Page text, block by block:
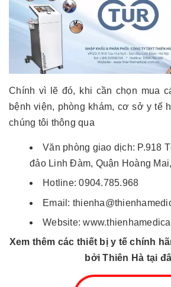
Chính vì lẽ đó, khi cần chọn mua
bệnh viện, phòng khám, cơ sở y tế
chúng tôi thông qua
Văn phòng giao dịch: P.918
đảo Linh Đàm, Quận Hoàng
Hotline: 0904.785.968
Email:
Website:
Xem thêm các thiết bị y tế chính
bởi Thiên Hà tại